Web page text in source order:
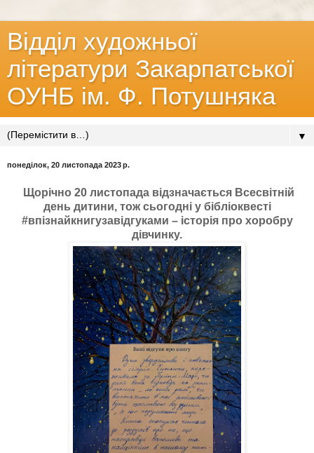
Відділ художньої
літератури Закарпатської
ОУНБ ім. Ф. Потушняка
▼
понеділок, 20 листопада 2023 р.
Щорічно 20 листопада відзначається Всесвітній
день дитини, тож сьогодні у бібліоквесті
#впізнайкнигузавідгуками – історія про хоробру
дівчинку.